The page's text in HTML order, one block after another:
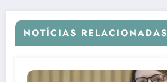
NOTÍCIAS RELACIONADAS